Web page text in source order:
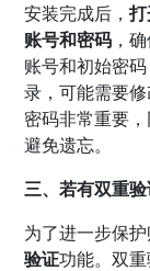
安装完成后，
账号和密码 ，
账号和初始密
录，可能需要
密码非常重要
避免遗忘。
三、若有双重
为了进一步保
验证功能。双